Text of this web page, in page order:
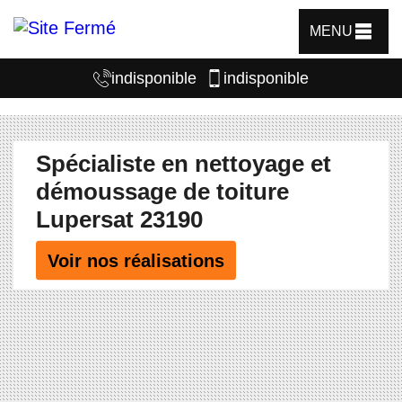
MENU
indisponible indisponible
Spécialiste en nettoyage et
démoussage de toiture
Lupersat 23190
Voir nos réalisations